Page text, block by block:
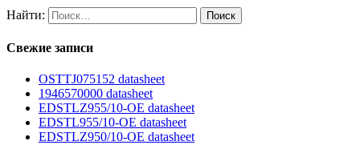
Найти:
Свежие записи
OSTTJ075152 datasheet
1946570000 datasheet
EDSTLZ955/10-OE datasheet
EDSTL955/10-OE datasheet
EDSTLZ950/10-OE datasheet